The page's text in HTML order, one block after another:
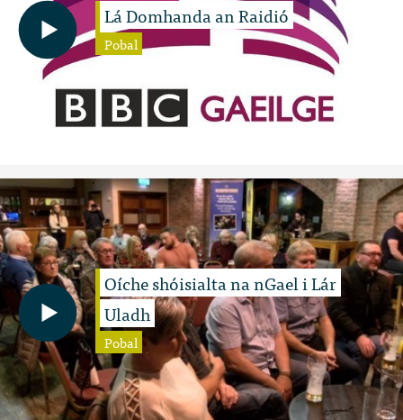
Lá Domhanda an Raidió
Pobal
Oíche shóisialta na nGael i Lár
Uladh
Pobal